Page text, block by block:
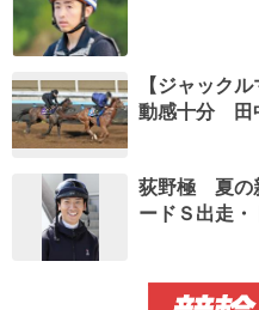
【ジャック
動感十分 田
荻野極 夏の
ードＳ出走